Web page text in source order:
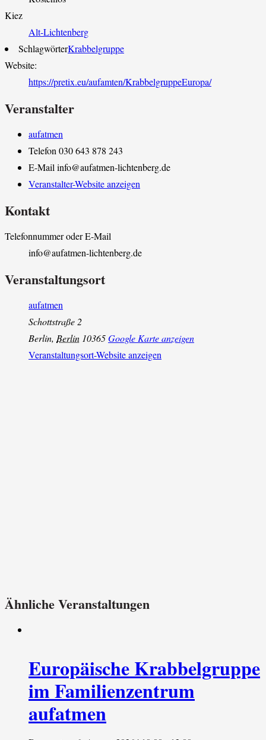
Kiez
Alt-Lichtenberg
SchlagwörterKrabbelgruppe
Website:
https://pretix.eu/aufamten/KrabbelgruppeEuropa/
Veranstalter
aufatmen
Telefon 030 643 878 243
E-Mail info@aufatmen-lichtenberg.de
Veranstalter-Website anzeigen
Kontakt
Telefonnummer oder E-Mail
info@aufatmen-lichtenberg.de
Veranstaltungsort
aufatmen
Schottstraße 2
Berlin, Berlin 10365Google Karte anzeigen
Veranstaltungsort-Website anzeigen
Ähnliche Veranstaltungen
Europäische Krabbelgruppe
im Familienzentrum
aufatmen